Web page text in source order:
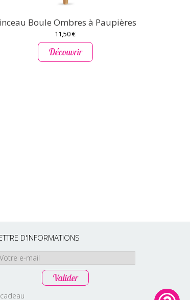
Boule Ombres à Paupières
11,50 €
Découvrir
D'INFORMATIONS